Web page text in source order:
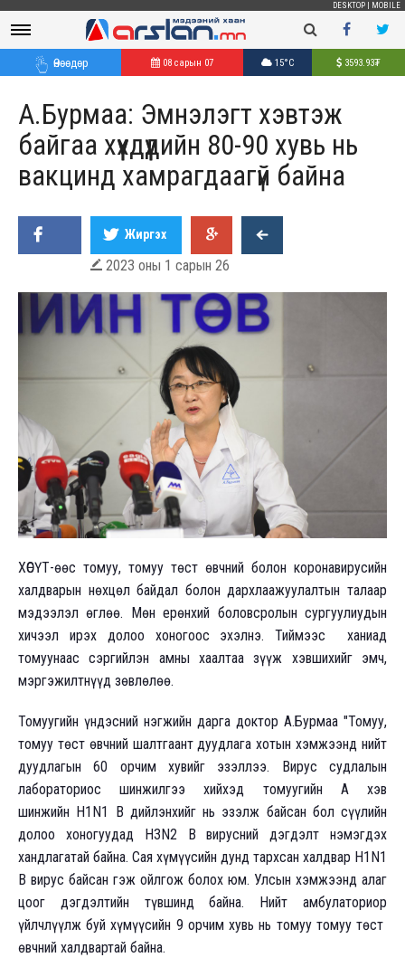
DESKTOP MOBILE
Өнөөдөр 08 сарын 07 15°C 3593.93₮
А.Бурмаа: Эмнэлэгт хэвтэж
байгаа хүүхдүүдийн 80-90 хувь нь
вакцинд хамрагдаагүй байна
Жиргэх
 2023 оны 1 сарын 26
ХӨСҮТ-өөс томуу, томуу төст өвчний болон коронавирусийн
халдварын нөхцөл байдал болон дархлаажуулалтын талаар
мэдээлэл өглөө. Мөн ерөнхий боловсролын сургуулиудын
хичээл ирэх долоо хоногоос эхэлнэ. Тиймээс ханиад
томуунаас сэргийлэн амны хаалтаа зүүж хэвшихийг эмч,
мэргэжилтнүүд зөвлөлөө.
Томуугийн үндэсний нэгжийн дарга доктор А.Бурмаа "Томуу,
томуу төст өвчний шалтгаант дуудлага хотын хэмжээнд нийт
дуудлагын 60 орчим хувийг эзэллээ. Вирус судлалын
лабораториос шинжилгээ хийхэд томуугийн А хэв
шинжийн H1N1 В дийлэнхийг нь эзэлж байсан бол сүүлийн
долоо хоногуудад H3N2 В вирусний дэгдэлт нэмэгдэх
хандлагатай байна. Сая хүмүүсийн дунд тархсан халдвар H1N1
В вирус байсан гэж ойлгож болох юм. Улсын хэмжээнд алаг
цоог дэгдэлтийн түвшинд байна. Нийт амбулаториор
үйлчлүүлж буй хүмүүсийн 9 орчим хувь нь томуу томуу төст
өвчний халдвартай байна.